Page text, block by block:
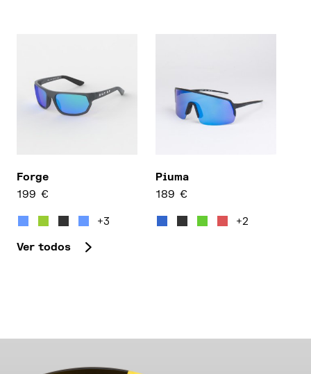
Forge
199 €
+3
Piuma
189 €
+2
Ver todos